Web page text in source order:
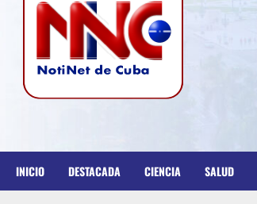
INICIO DESTACADA CIENCIA SALUD